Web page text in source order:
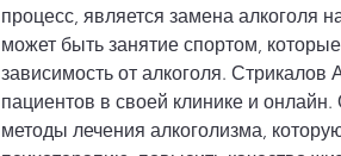
процесс, является замена алкоголя
может быть занятие спортом,
зависимость от алкоголя. Стрикалов
пациентов в своей клинике и
методы лечения алкоголизма,